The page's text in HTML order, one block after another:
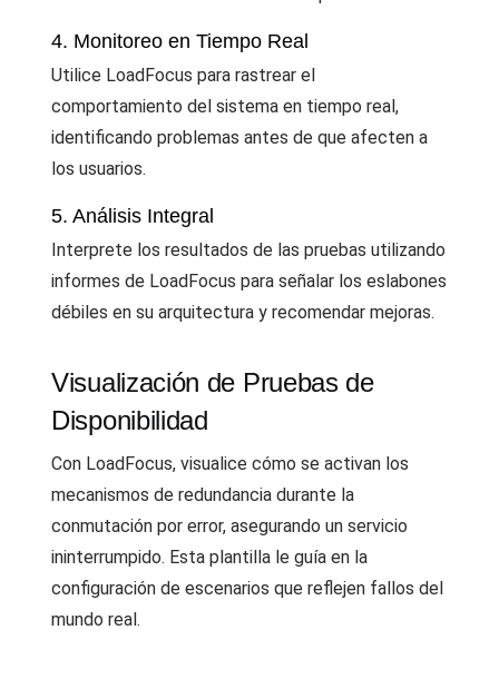
4. Monitoreo en Tiempo Real
Utilice LoadFocus para rastrear el
comportamiento del sistema en tiempo real,
identificando problemas antes de que afecten a
los usuarios.
5. Análisis Integral
Interprete los resultados de las pruebas utilizando
informes de LoadFocus para señalar los eslabones
débiles en su arquitectura y recomendar mejoras.
Visualización de Pruebas de
Disponibilidad
Con LoadFocus, visualice cómo se activan los
mecanismos de redundancia durante la
conmutación por error, asegurando un servicio
ininterrumpido. Esta plantilla le guía en la
configuración de escenarios que reflejen fallos del
mundo real.